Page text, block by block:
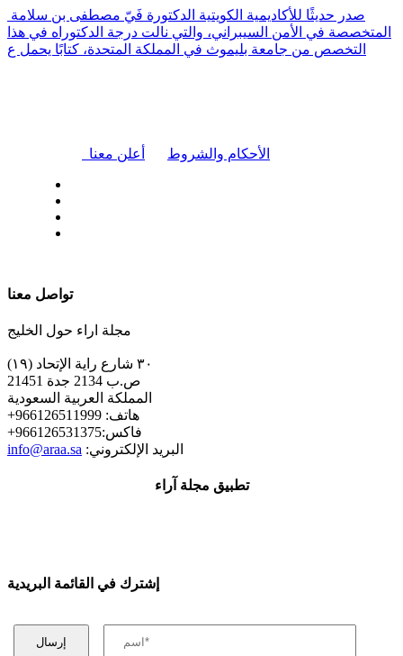
المتخصصة في الأمن السيبراني، والتي نالت درجة الدكتوراه في هذا
التخصص من جامعة بليموث في المملكة المتحدة، كتابًا يحمل ع
أعلن معنا الأحكام والشروط
تواصل معنا
مجلة اراء حول الخليج
٣٠ شارع راية الإتحاد (١٩)
ص.ب 2134 جدة 21451
المملكة العربية السعودية
+هاتف: 966126511999
+فاكس:966126531375
info@araa.sa :البريد الإلكتروني
تطبيق مجلة آراء
إشترك في القائمة البريدية